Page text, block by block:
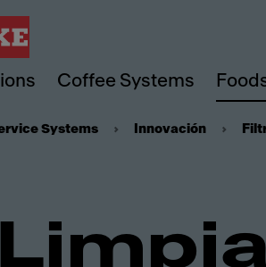
Coffee Systems
Systems Innovación